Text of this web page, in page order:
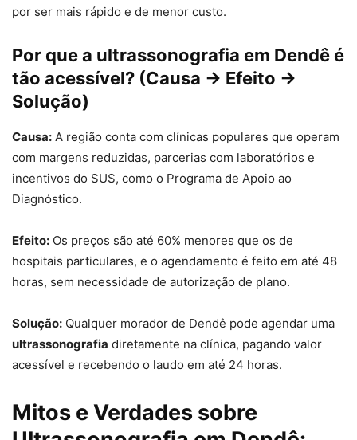
por ser mais rápido e de menor custo.
Por que a ultrassonografia em Dendê é
tão acessível? (Causa → Efeito →
Solução)
Causa: A região conta com clínicas populares que operam
com margens reduzidas, parcerias com laboratórios e
incentivos do SUS, como o Programa de Apoio ao
Diagnóstico.
Efeito: Os preços são até 60% menores que os de
hospitais particulares, e o agendamento é feito em até 48
horas, sem necessidade de autorização de plano.
Solução: Qualquer morador de Dendê pode agendar uma
ultrassonografia diretamente na clínica, pagando valor
acessível e recebendo o laudo em até 24 horas.
Mitos e Verdades sobre